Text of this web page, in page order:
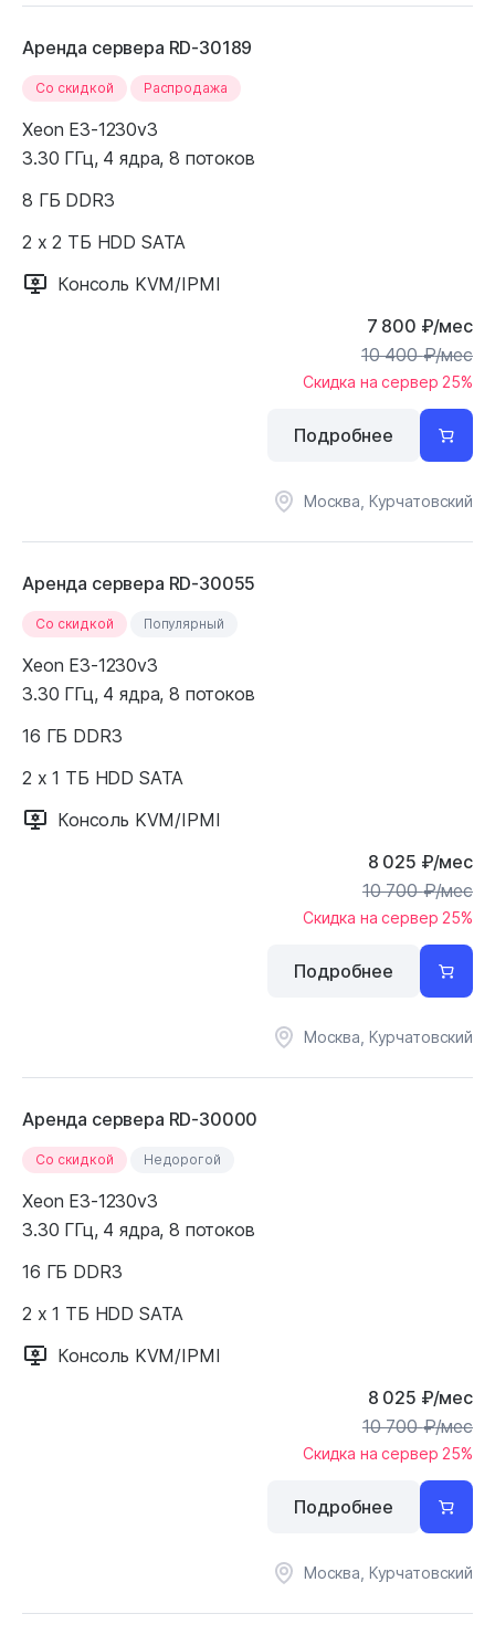
Аренда сервера RD-30189
Cо скидкой Распродажа
Xeon E3-1230v3
3.30 ГГц, 4 ядра, 8 потоков
8 ГБ DDR3
2 x 2 ТБ HDD SATA
Консоль KVM/IPMI
7 800 ₽/мес
10 400₽/мес
Скидка на сервер 25%
Москва, Курчатовский
Подробнее
Аренда сервера RD-30055
Cо скидкой Популярный
Xeon E3-1230v3
3.30 ГГц, 4 ядра, 8 потоков
16 ГБ DDR3
2 x 1 ТБ HDD SATA
Консоль KVM/IPMI
8 025 ₽/мес
10 700₽/мес
Скидка на сервер 25%
Москва, Курчатовский
Подробнее
Аренда сервера RD-30000
Cо скидкой Недорогой
Xeon E3-1230v3
3.30 ГГц, 4 ядра, 8 потоков
16 ГБ DDR3
2 x 1 ТБ HDD SATA
Консоль KVM/IPMI
8 025 ₽/мес
10 700₽/мес
Скидка на сервер 25%
Москва, Курчатовский
Подробнее